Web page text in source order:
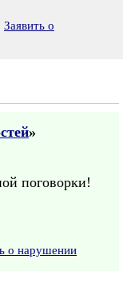
Заявить о
»
поговорки!
о нарушении